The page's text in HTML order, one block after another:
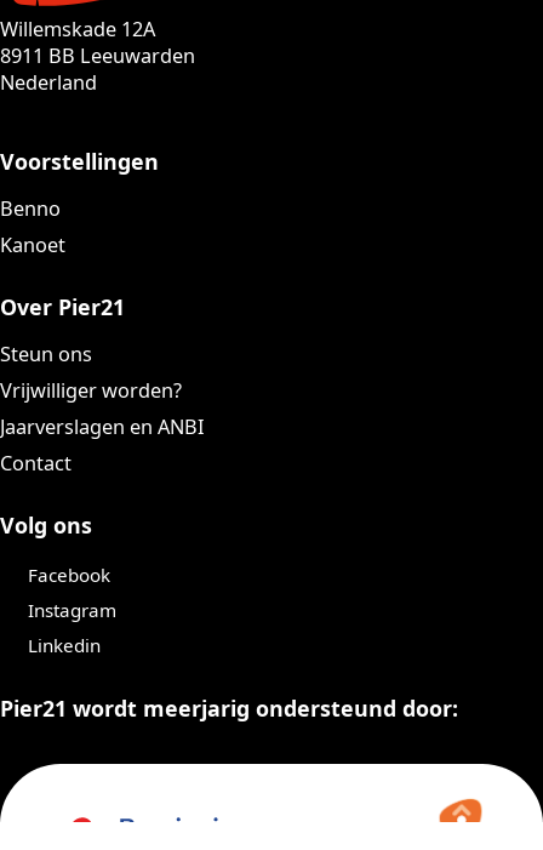
Willemskade 12A
8911 BB Leeuwarden
Nederland
Voorstellingen
Benno
Kanoet
Over Pier21
Steun ons
Vrijwilliger worden?
Jaarverslagen en ANBI
Contact
Volg ons
Facebook
Instagram
Linkedin
Pier21 wordt meerjarig ondersteund door: